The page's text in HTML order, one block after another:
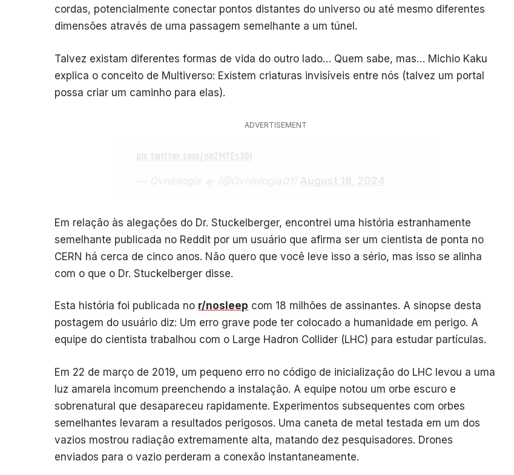
cordas, potencialmente conectar pontos distantes do universo ou até mesmo diferentes
dimensões através de uma passagem semelhante a um túnel.
Talvez existam diferentes formas de vida do outro lado… Quem sabe, mas… Michio Kaku
explica o conceito de Multiverso: Existem criaturas invisíveis entre nós (talvez um portal
possa criar um caminho para elas).
ADVERTISEMENT
Em relação às alegações do Dr. Stuckelberger, encontrei uma história estranhamente
semelhante publicada no Reddit por um usuário que afirma ser um cientista de ponta no
CERN há cerca de cinco anos. Não quero que você leve isso a sério, mas isso se alinha
com o que o Dr. Stuckelberger disse.
Esta história foi publicada no r/nosleep com 18 milhões de assinantes. A sinopse desta
postagem do usuário diz: Um erro grave pode ter colocado a humanidade em perigo. A
equipe do cientista trabalhou com o Large Hadron Collider (LHC) para estudar partículas.
Em 22 de março de 2019, um pequeno erro no código de inicialização do LHC levou a uma
luz amarela incomum preenchendo a instalação. A equipe notou um orbe escuro e
sobrenatural que desapareceu rapidamente. Experimentos subsequentes com orbes
semelhantes levaram a resultados perigosos. Uma caneta de metal testada em um dos
vazios mostrou radiação extremamente alta, matando dez pesquisadores. Drones
enviados para o vazio perderam a conexão instantaneamente.